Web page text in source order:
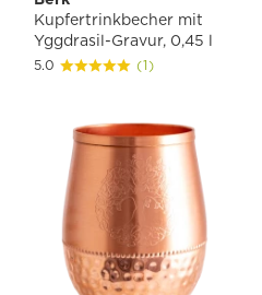
Kupfertrinkbecher mit
Yggdrasil-Gravur, 0,45 l
5.0 (1)